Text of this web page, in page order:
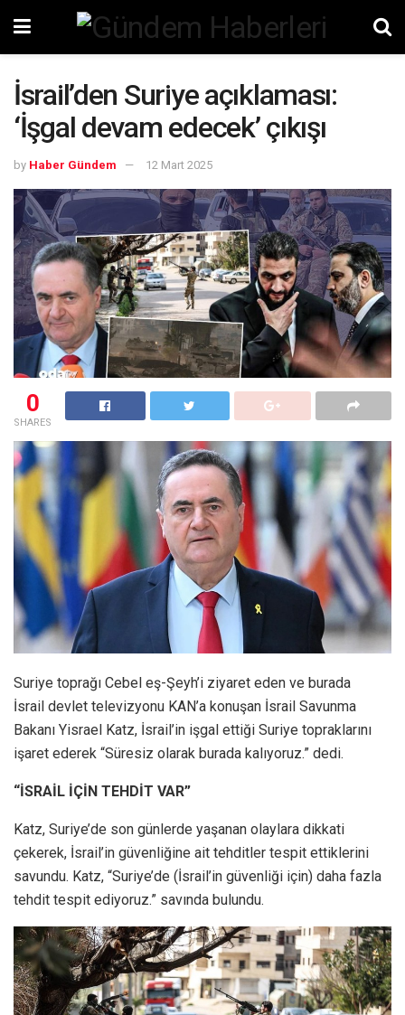
İsrail’den Suriye açıklaması:
‘İşgal devam edecek’ çıkışı
by Haber Gündem 12 Mart 2025
0
SHARES
Suriye toprağı Cebel eş-Şeyh’i ziyaret eden ve burada
İsrail devlet televizyonu KAN’a konuşan İsrail Savunma
Bakanı Yisrael Katz, İsrail’in işgal ettiği Suriye topraklarını
işaret ederek “Süresiz olarak burada kalıyoruz.” dedi.
“İSRAİL İÇİN TEHDİT VAR”
Katz, Suriye’de son günlerde yaşanan olaylara dikkati
çekerek, İsrail’in güvenliğine ait tehditler tespit ettiklerini
savundu. Katz, “Suriye’de (İsrail’in güvenliği için) daha fazla
tehdit tespit ediyoruz.” savında bulundu.